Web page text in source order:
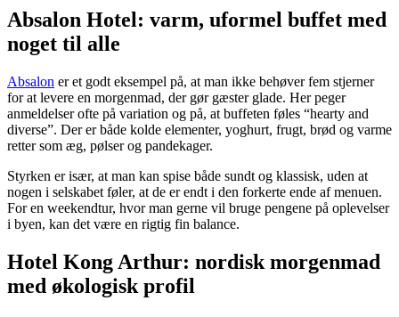
Absalon Hotel: varm, uformel buffet med
noget til alle
Absalon er et godt eksempel på, at man ikke behøver fem stjerner
for at levere en morgenmad, der gør gæster glade. Her peger
anmeldelser ofte på variation og på, at buffeten føles “hearty and
diverse”. Der er både kolde elementer, yoghurt, frugt, brød og varme
retter som æg, pølser og pandekager.
Styrken er især, at man kan spise både sundt og klassisk, uden at
nogen i selskabet føler, at de er endt i den forkerte ende af menuen.
For en weekendtur, hvor man gerne vil bruge pengene på oplevelser
i byen, kan det være en rigtig fin balance.
Hotel Kong Arthur: nordisk morgenmad
med økologisk profil